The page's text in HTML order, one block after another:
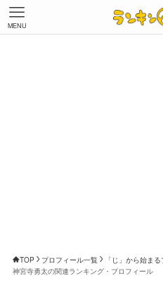
MENU
TOP プロフィール一覧
「じ」から始ま
神宮寺勇太の関連ランキング・プロフィール